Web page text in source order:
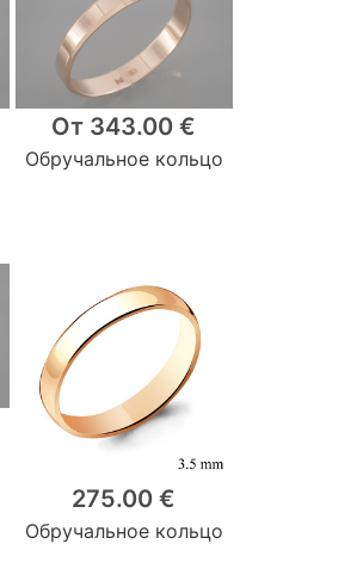
От 343.00 €
Обручальное кольцо
275.00 €
Обручальное кольцо